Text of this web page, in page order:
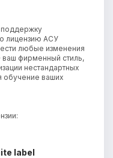
поддержку
лицензию АСУ
любые изменения
ваш фирменный стиль,
нестандартных
обучение ваших
label